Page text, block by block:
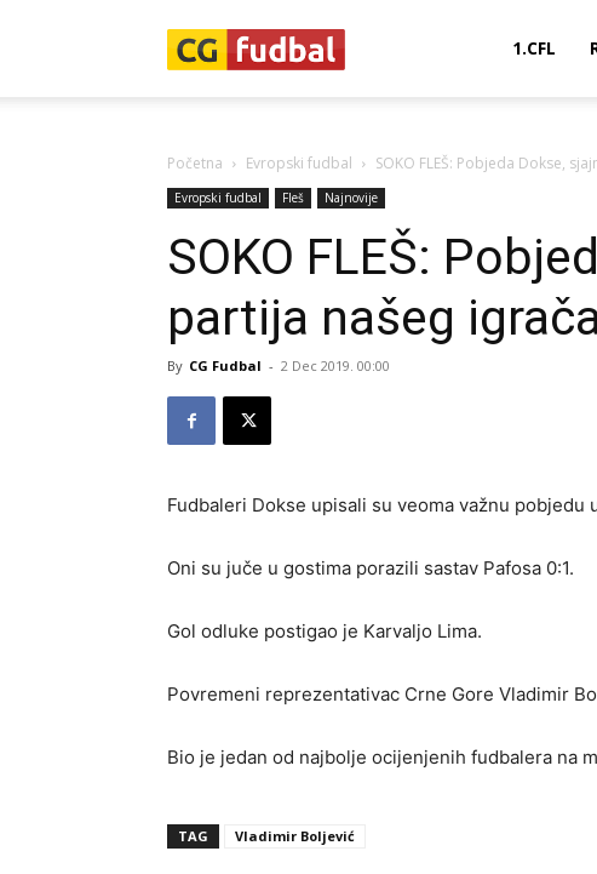
1.CFL
Početna Evropski fudbal SOKO FLEŠ: Pobjeda Dokse,
Evropski fudbal Fleš Najnovije
SOKO FLEŠ:
partija našeg
By CG Fudbal - 2 Dec 2019. 00:00
Fudbaleri Dokse upisali su veoma važnu pobjedu
Oni su juče u gostima porazili sastav Pafosa 0:1.
Gol odluke postigao je Karvaljo Lima.
Povremeni reprezentativac Crne Gore Vladimir
Bio je jedan od najbolje ocijenjenih fudbalera na
TAG Vladimir Boljević